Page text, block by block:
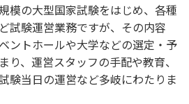
模の大型国家試験をはじめ、各種
試験運営業務ですが、その内容
ントホールや大学などの選定・予
り、運営スタッフの手配や教育、
験当日の運営など多岐にわたりま